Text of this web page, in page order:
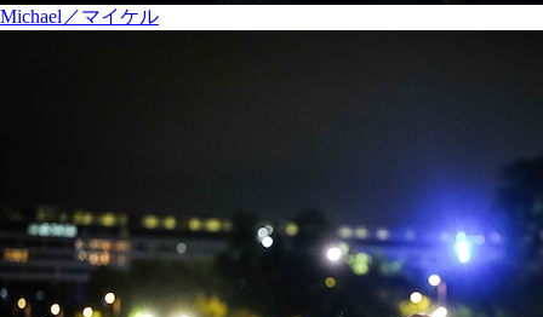
Michael／マイケル